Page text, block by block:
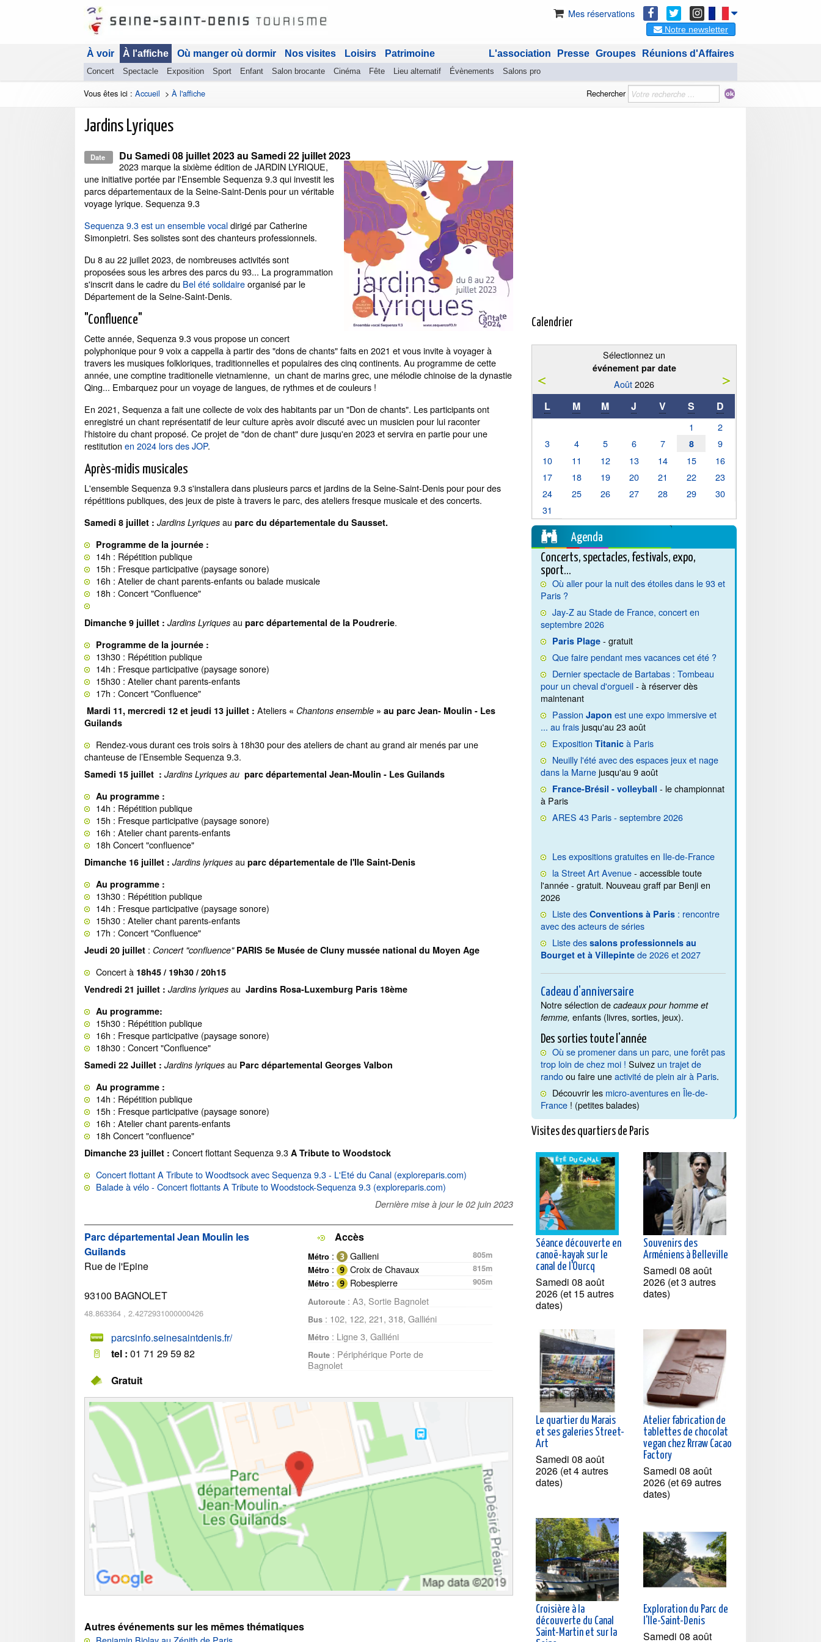
Mes réservations
Notre newsletter
À voir À l'affiche
Concert Spectacle Exposition Sport Enfant Salon brocante Cinéma Fête Lieu alternatif Évènements Salons pro
Où manger où dormir Nos visites Loisirs Patrimoine Réunions d'Affaires
Groupes
Presse
L'association
Vous êtes ici : Accueil > À l'affiche Rechercher
Jardins Lyriques
Date Du Samedi 08 juillet 2023au Samedi 22 juillet 2023
2023 marque la sixième édition de JARDIN LYRIQUE,
une initiative portée par l'Ensemble Sequenza 9.3 qui investit les
parcs départementaux de la Seine-Saint-Denis pour un véritable
voyage lyrique. Sequenza 9.3
Sequenza 9.3 est un ensemble vocaldirigé par Catherine
Simonpietri. Ses solistes sont des chanteurs professionnels.
Du 8 au 22 juillet 2023, de nombreuses activités sont
proposées sous les arbres des parcs du 93... La programmation
s'inscrit dans le cadre du Bel été solidaireorganisé par le
Département de la Seine-Saint-Denis.
"Confluence"
Cette année, Sequenza 9.3 vous propose un concert
polyphonique pour 9 voix a cappella à partir des "dons de chants" faits en 2021 et vous invite à voyager à
travers les musiques folkloriques, traditionnelles et populaires des cinq continents. Au programme de cette
année, une comptine traditionelle vietnamienne, un chant de marins grec, une mélodie chinoise de la dynastie
Qing... Embarquez pour un voyage de langues, de rythmes et de couleurs !
En 2021, Sequenza a fait une collecte de voix des habitants par un "Don de chants". Les participants ont
enregistré un chant représentatif de leur culture après avoir discuté avec un musicien pour lui raconter
l'histoire du chant proposé. Ce projet de "don de chant" dure jusqu'en 2023 et servira en partie pour une
restitution en 2024 lors des JOP.
Après-midis musicales
L'ensemble Sequenza 9.3 s'installera dans plusieurs parcs et jardins de la Seine-Saint-Denis pour pour des
répétitions publiques, des jeux de piste à travers le parc, des ateliers fresque musicale et des concerts.
Samedi 8 juillet : Jardins Lyriques au parc du départementale du Sausset.
Programme de la journée :
14h : Répétition publique
15h : Fresque participative (paysage sonore)
16h : Atelier de chant parents-enfants ou balade musicale
18h : Concert "Confluence"
Dimanche 9 juillet : Jardins Lyriques au parc départemental de la Poudrerie.
Programme de la journée :
13h30 : Répétition publique
14h : Fresque participative (paysage sonore)
15h30 : Atelier chant parents-enfants
17h : Concert "Confluence"
Mardi 11, mercredi 12 et jeudi 13 juillet : Ateliers « Chantons ensemble » au parc Jean- Moulin - Les
Guilands
Rendez-vous durant ces trois soirs à 18h30 pour des ateliers de chant au grand air menés par une
chanteuse de l’Ensemble Sequenza 9.3.
Samedi 15 juillet : Jardins Lyriques au parc départemental Jean-Moulin - Les Guilands
Au programme :
14h : Répétition publique
15h : Fresque participative (paysage sonore)
16h : Atelier chant parents-enfants
18h Concert "confluence"
Dimanche 16 juillet : Jardins lyriques au parc départementale de l'Ile Saint-Denis
Au programme :
13h30 : Répétition publique
14h : Fresque participative (paysage sonore)
15h30 : Atelier chant parents-enfants
17h : Concert "Confluence"
Jeudi 20 juillet : Concert "confluence" PARIS 5e Musée de Cluny mussée national du Moyen Age
Concert à 18h45 / 19h30 / 20h15
Vendredi 21 juillet : Jardins lyriques au Jardins Rosa-Luxemburg Paris 18ème
Au programme:
15h30 : Répétition publique
16h : Fresque participative (paysage sonore)
18h30 : Concert "Confluence"
Samedi 22 Juillet : Jardins lyriques au Parc départemental Georges Valbon
Au programme :
14h : Répétition publique
15h : Fresque participative (paysage sonore)
16h : Atelier chant parents-enfants
18h Concert "confluence"
Dimanche 23 juillet : Concert flottant Sequenza 9.3 A Tribute to Woodstock
Concert flottant A Tribute to Woodtsock avec Sequenza 9.3 - L'Eté du Canal (exploreparis.com)
Balade à vélo - Concert flottants A Tribute to Woodstock-Sequenza 9.3 (exploreparis.com)
Dernière mise à jour le 02 juin 2023
Parc départemental Jean Moulin les
Guilands
Rue de l'Epine
93100 BAGNOLET
48.863364 , 2.4272931000000426
parcsinfo.seinesaintdenis.fr/
tel : 01 71 29 59 82
Accès
Métro : Gallieni
805m
Métro : Croix de Chavaux
815m
Métro : Robespierre
905m
Autoroute : A3, Sortie Bagnolet
Bus : 102, 122, 221, 318, Galliéni
Métro : Ligne 3, Galliéni
Route : Périphérique Porte de
Bagnolet
Gratuit
Autres événements sur les mêmes thématiques
Calendrier
Sélectionnez un
événement par date
Août2026
L M M J V S D
1
2
3
4 5 6 7 8
9
10
11 12 13 14 15
16
17
18 19 20 21 22
23
24
25 26 27 28 29
30
31
Agenda
Concerts, spectacles, festivals, expo,
sport...
Où aller pour la nuit des étoiles dans le 93 et
Paris ?
Jay-Z au Stade de France, concert en
septembre 2026
Paris Plage - gratuit
Que faire pendant mes vacances cet été ?
Dernier spectacle de Bartabas : Tombeau
pour un cheval d'orgueil- à réserver dès
maintenant
PassionJapon est une expo immersive et
... au fraisjusqu'au 23 août
ExpositionTitanic à Paris
Neuilly l'été avec des espaces jeux et nage
dans la Marnejusqu'au 9 août
France-Brésil - volleyball - le championnat
à Paris
ARES 43 Paris - septembre 2026
Les expositions gratuites en Ile-de-France
la Street Art Avenue- accessible toute
l'année - gratuit. Nouveau graff par Benji en
2026
Liste desConventions à Paris : rencontre
avec des acteurs de séries
Liste dessalons professionnels au
Bourget et à Villepinte de 2026 et 2027
Cadeau d'anniversaire
Notre sélection decadeaux pour homme et
femme, enfants (livres, sorties, jeux).
Des sorties toute l'année
Où se promener dans un parc, une forêt pas
trop loin de chez moi ! Suivez un trajet de
randoou faire uneactivité de plein air à Paris.
Découvrir les micro-aventures en Île-de-
France ! (petites balades)
Visites des quartiers de Paris
Séance découverte en
canoë-kayak sur le
canal de l'Ourcq
Samedi 08 août
2026 (et 15 autres
dates)
Souvenirs des
Arméniens à Belleville
Samedi 08 août
2026 (et 3 autres
dates)
Le quartier du Marais
et ses galeries Street-
Art
Samedi 08 août
2026 (et 4 autres
dates)
Atelier fabrication de
tablettes de chocolat
vegan chez Rrraw Cacao
Factory
Samedi 08 août
2026 (et 69 autres
dates)
Croisière à la
découverte du Canal
Saint-Martin et sur la
Exploration du Parc de
l'Ile-Saint-Denis
Samedi 08 août